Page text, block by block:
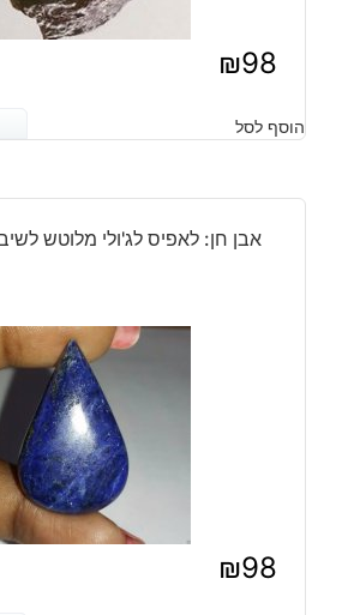
₪98
הוסף לסל
אבן חן: לאפיס לג'ולי מלוטש לשיבוץ
₪98